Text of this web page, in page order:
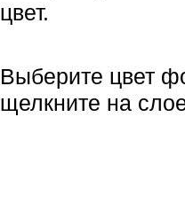
цвет.
Выберите цвет
щелкните на